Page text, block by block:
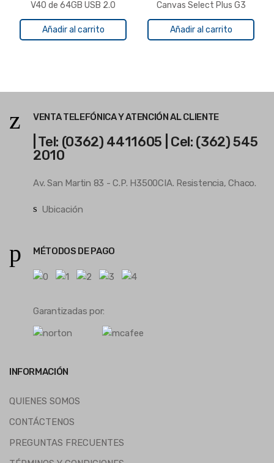
V40 de 64GB USB 2.0
Añadir al carrito
Canvas Select Plus G3
Kingston
Añadir al carrito
VENTA TELEFÓNICA Y ATENCIÓN AL CLIENTE
| Tel: (0362) 4411605 | Cel: (362) 545
2010
Av. San Martin 83 - C.P. H3500CIA. Resistencia, Chaco.
Ubicación
MÉTODOS DE PAGO
Garantizadas por:
INFORMACIÓN
QUIENES SOMOS
CONTÁCTENOS
PREGUNTAS FRECUENTES